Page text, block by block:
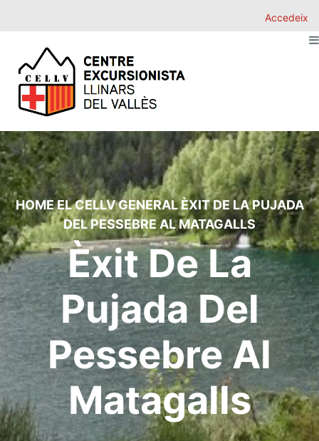
Accedeix
HOMEEL CELLVGENERALÈXIT DE LA PUJADA
DEL PESSEBRE AL MATAGALLS
Èxit De La
Pujada Del
Pessebre Al
Matagalls